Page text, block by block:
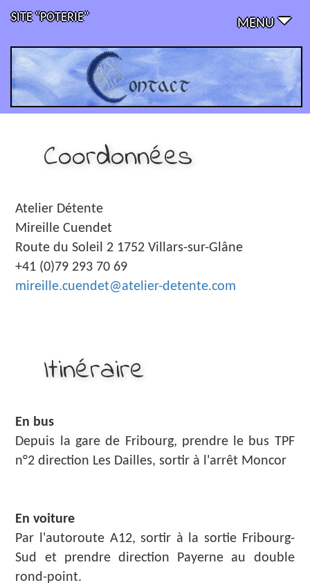
TOGGLE
MENU
SITE "POTERIE"
Coordonnées
Atelier Détente
Mireille Cuendet
Route du Soleil 2 1752 Villars-sur-Glâne
+41 (0)79 293 70 69
mireille.cuendet@atelier-detente.com
Itinéraire
En bus
Depuis la gare de Fribourg, prendre le bus TPF
n°2 direction Les Dailles, sortir à l'arrêt Moncor
En voiture
Par l'autoroute A12, sortir à la sortie Fribourg-
Sud et prendre direction Payerne au double
rond-point.